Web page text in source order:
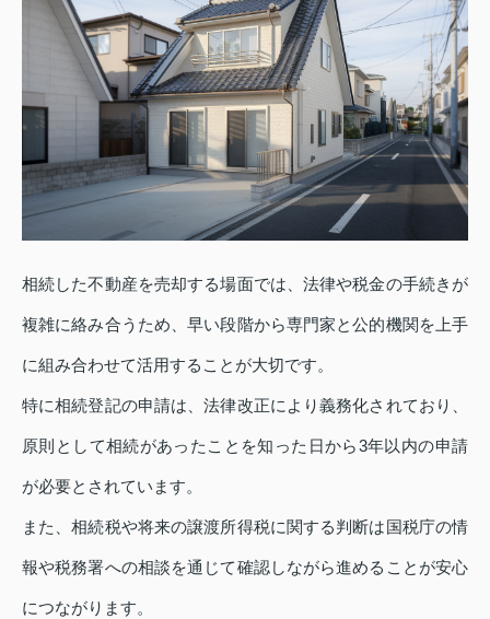
相続した不動産を売却する場面では、法律や税金の手続きが
複雑に絡み合うため、早い段階から専門家と公的機関を上手
に組み合わせて活用することが大切です。
特に相続登記の申請は、法律改正により義務化されており、
原則として相続があったことを知った日から3年以内の申請
が必要とされています。
また、相続税や将来の譲渡所得税に関する判断は国税庁の情
報や税務署への相談を通じて確認しながら進めることが安心
につながります。